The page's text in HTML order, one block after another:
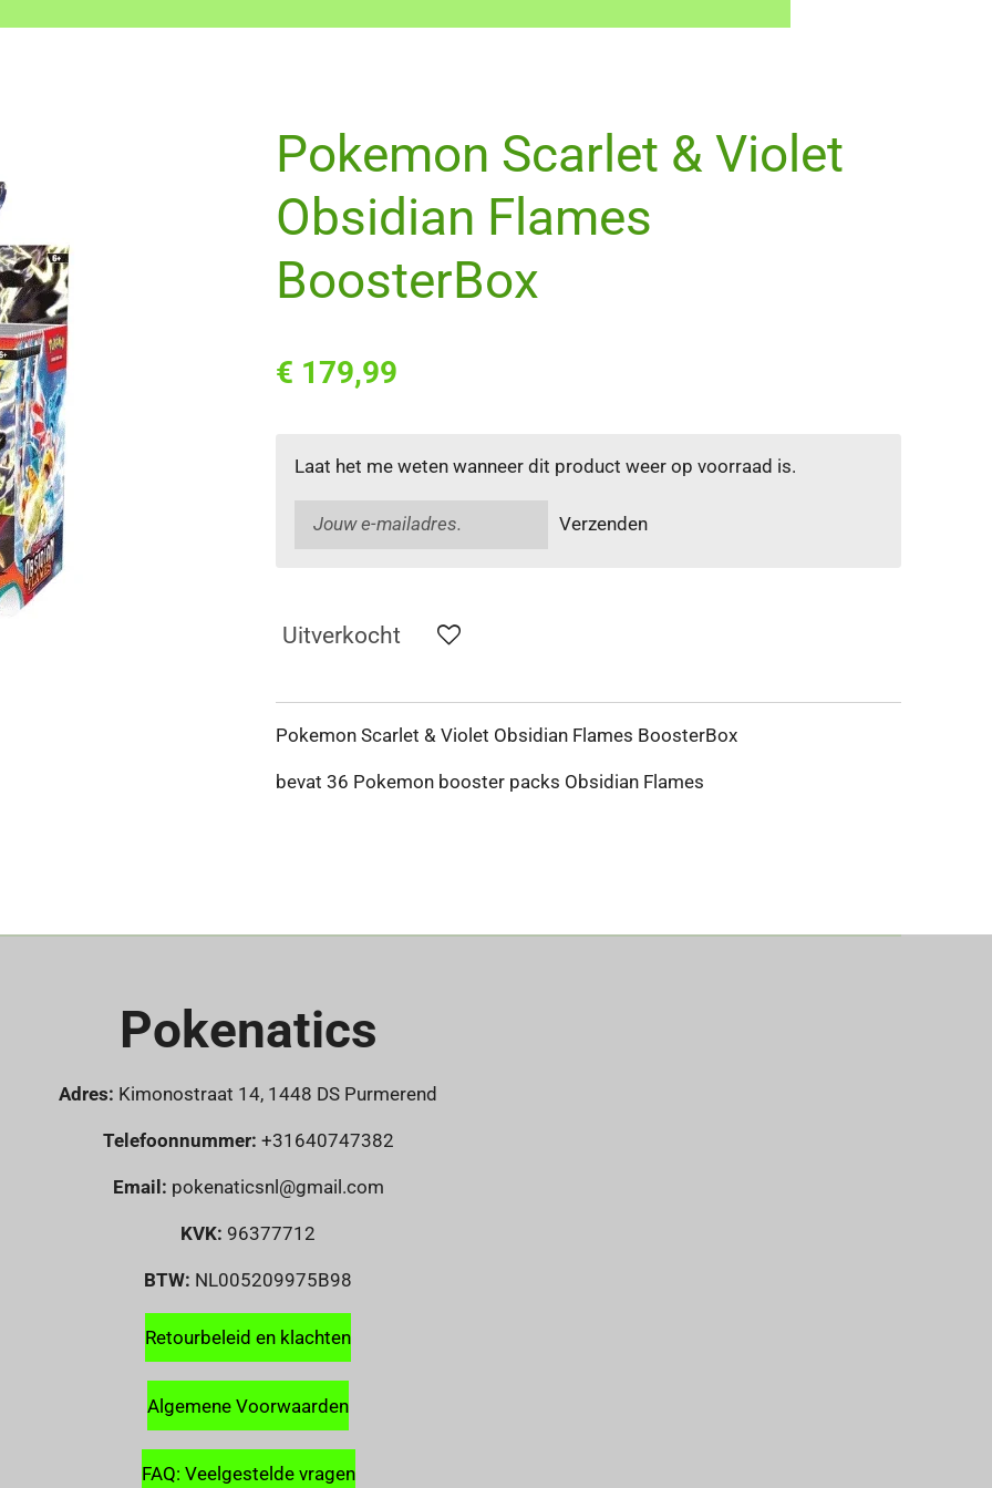
Pokemon Scarlet & Violet
Obsidian Flames
BoosterBox
€ 179,99
Laat het me weten wanneer dit product weer op voorraad is.
Verzenden
Uitverkocht
Pokemon Scarlet & Violet Obsidian Flames BoosterBox
bevat 36 Pokemon booster packs Obsidian Flames
Pokenatics
Adres: Kimonostraat 14, 1448 DS Purmerend
Telefoonnummer: +31640747382
Email: pokenaticsnl@gmail.com
KVK: 96377712
BTW: NL005209975B98
Retourbeleid en klachten
Algemene Voorwaarden
FAQ: Veelgestelde vragen